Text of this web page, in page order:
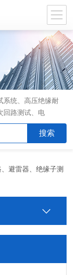
系统、高压绝缘耐
回路测试、电
避雷器、绝缘子测